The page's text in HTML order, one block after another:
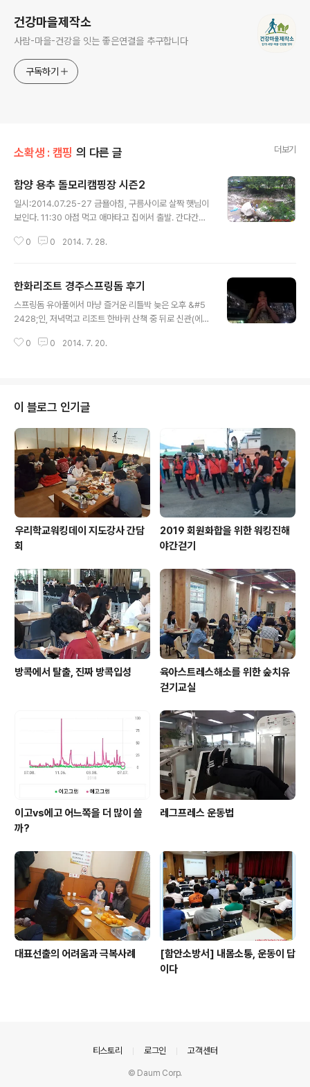
건강마을제작소
사람-마을-건강을 잇는 좋은연결을 추구합니다
구독하기
소확생 : 캠핑 의 다른 글 더보기
함양 용추 돌모리캠핑장 시즌2
일시:2014.07.25-27 금욜아침, 구름사이로 살짝 햇님이
보인다. 11:30 아점 먹고 애마타고 집에서 출발. 간다간다
일행 합류. 다시 gogogo. ETA14:00 돌모리캠장은 2주
0 0 2014. 7. 28.
한화리조트 경주스프링돔 후기
스프링돔 유아풀에서 마냥 즐거운 리틀박 늦은 오후 &#5
2428;인, 저녁먹고 리조트 한바퀴 산책 중 뒤로 신관(에
이고 그 뒤쪽으로는 보문호수가 산아래 있네요 집에서 출
0 0 2014. 7. 20.
이 블로그 인기글
우리학교워킹데이 지도강사 간담
회
2019 회원화합을 위한 워킹진해
야간걷기
방콕에서 탈출, 진짜 방콕입성
육아스트레스해소를 위한 숲치유
걷기교실
이고vs에고 어느쪽을 더 많이 쓸
까?
레그프레스 운동법
대표선출의 어려움과 극복사례
[함안소방서] 내몸소통, 운동이 답
이다
티스토리 로그인 고객센터
© Daum Corp.